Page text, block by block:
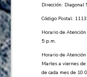
Dirección: Diagonal
Código Postal:
Horario de
5 p.m.
Horario de
Martes a viernes
de cada mes de